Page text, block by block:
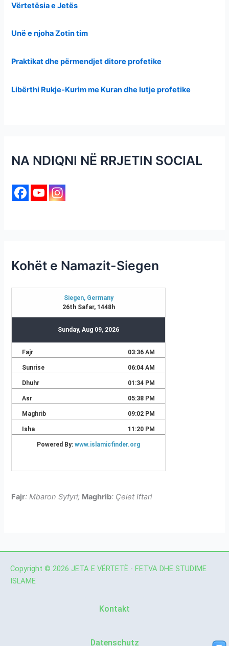
Vërtetësia e Jetës
Unë e njoha Zotin tim
Praktikat dhe përmendjet ditore profetike
Libërthi Rukje-Kurim me Kuran dhe lutje profetike
NA NDIQNI NË RRJETIN SOCIAL
Kohët e Namazit-Siegen
Fajr: Mbaron Syfyri; Maghrib: Çelet Iftari
Copyright © 2026 JETA E VËRTETË - FETVA DHE STUDIME
ISLAME
Kontakt
Datenschutz